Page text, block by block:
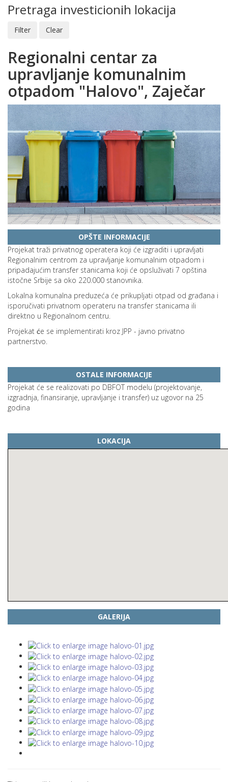
Pretraga investicionih lokacija
Regionalni centar za
upravljanje komunalnim
otpadom "Halovo", Zaječar
OPŠTE INFORMACIJE
Projekat traži privatnog operatera koji će izgraditi i upravljati
Regionalnim centrom za upravljanje komunalnim otpadom i
pripadajućim transfer stanicama koji će opsluživati 7 opština
istočne Srbije sa oko 220.000 stanovnika.
Lokalna komunalna preduzeća će prikupljati otpad od građana i
isporučivati privatnom operateru na transfer stanicama ili
direktno u Regionalnom centru.
Projekat će se implementirati kroz JPP - javno privatno
partnerstvo.
OSTALE INFORMACIJE
Projekat će se realizovati po DBFOT modelu (projektovanje,
izgradnja, finansiranje, upravljanje i transfer) uz ugovor na 25
godina
LOKACIJA
GALERIJA